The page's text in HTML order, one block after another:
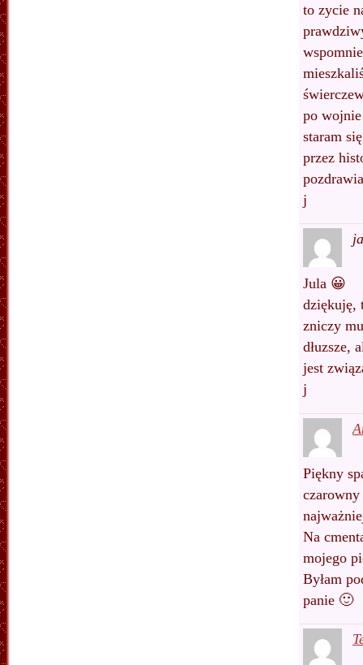
to zycie
po wojnie
staram
przez
j
Jula 😀
dziękuję,
zniczy
dłuzsze,
jest
j
Piękny
Na
mojego
Byłam
panie 🙂